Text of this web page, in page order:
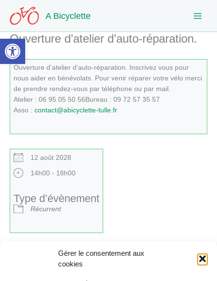
Ouvrir la barre d’outils
Gérer le consentement aux
cookies
contenu
A Bicyclette
Ouverture d’atelier d’auto-réparation.
Ouverture d’atelier d’auto-réparation. Inscrivez vous pour
nous aider en bénévolats. Pour venir réparer votre vélo merci
de prendre rendez-vous par téléphone ou par mail.
Atelier : 06 95 05 50 56Bureau : 09 72 57 35 57
Asso : contact@abicyclette-tulle.fr
12 août 2028
14h00 - 18h00
Type d’évènement
Récurrent